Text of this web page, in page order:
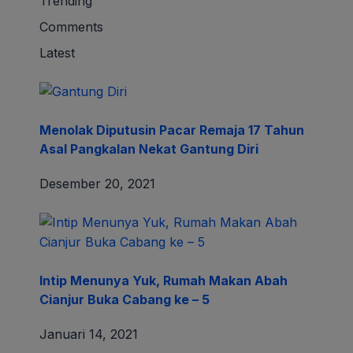
Comments
Latest
Menolak Diputusin Pacar Remaja 17 Tahun
Asal Pangkalan Nekat Gantung Diri
Desember 20, 2021
Intip Menunya Yuk, Rumah Makan Abah
Cianjur Buka Cabang ke – 5
Januari 14, 2021